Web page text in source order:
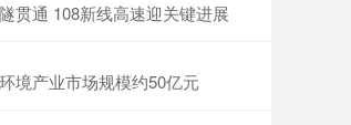
贯通 108新线高速迎关键进展
境产业市场规模约50亿元